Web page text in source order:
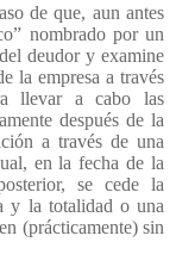
de que, aun antes
nombrado por un
deudor y examine
la empresa a través
llevar a cabo las
después de la
a través de una
en la fecha de la
se cede la
y la totalidad o una
(prácticamente) sin